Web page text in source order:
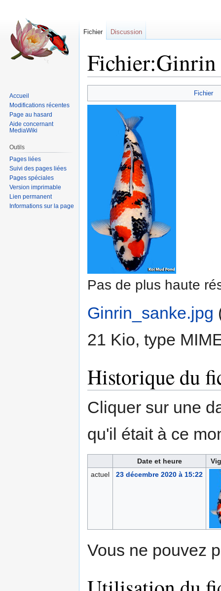
Fichier:Ginrin
à
à
Fichier
Pas de plus haute
Ginrin_sanke.jpg
21 Kio, type
Historique du
Cliquer sur une
qu'il était à ce
Date et heure
actuel
23 décembre 2020 à 15:22
Vous ne pouvez
Fichier Discussion
Accueil
Modifications récentes
Page au hasard
Aide concernant
MediaWiki
Outils
Pages liées
Suivi des pages liées
Pages spéciales
Version imprimable
Lien permanent
Informations sur la page